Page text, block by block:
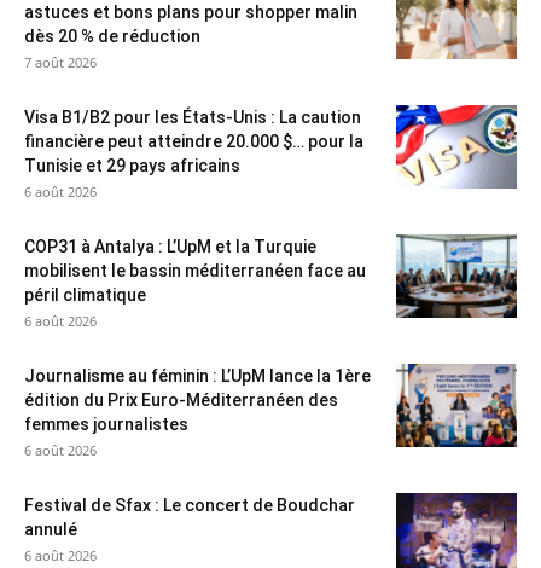
astuces et bons plans pour shopper malin
dès 20 % de réduction
7 août 2026
Visa B1/B2 pour les États-Unis : La caution
financière peut atteindre 20.000 $… pour la
Tunisie et 29 pays africains
6 août 2026
COP31 à Antalya : L’UpM et la Turquie
mobilisent le bassin méditerranéen face au
péril climatique
6 août 2026
Journalisme au féminin : L’UpM lance la 1ère
édition du Prix Euro-Méditerranéen des
femmes journalistes
6 août 2026
Festival de Sfax : Le concert de Boudchar
annulé
6 août 2026